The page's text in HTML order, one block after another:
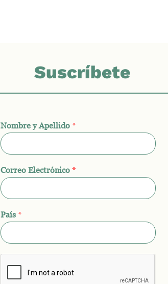
Suscríbete
Nombre y Apellido*
Correo Electrónico*
País*